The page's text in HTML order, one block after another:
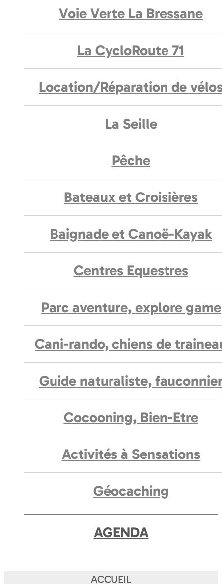
Voie Verte La Bressane
La CycloRoute 71
Location/Réparation de
La Seille
Pêche
Bateaux et Croisières
Baignade et Canoë-Kayak
Centres Equestres
Parc aventure, explore game
Cani-rando, chiens de
Guide naturaliste,
Cocooning, Bien-Etre
Activités à Sensations
Géocaching
AGENDA
ACCUEIL